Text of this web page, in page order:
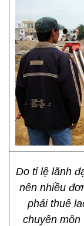
Do tỉ lệ lãnh
nên nhiều
phải thuê
chuyên môn